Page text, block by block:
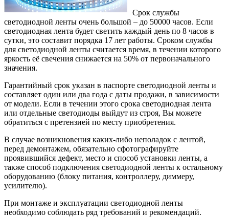
Срок службы
светодиодной ленты очень большой – до 50000 часов. Если
светодиодная лента будет светить каждый день по 8 часов в
сутки, это составит порядка 17 лет работы. Сроком службы
для светодиодной ленты считается время, в течении которого
яркость её свечения снижается на 50% от первоначального
значения.
Гарантийный срок указан в паспорте светодиодной ленты и
составляет один или два года с даты продажи, в зависимости
от модели. Если в течении этого срока светодиодная лента
или отдельные светодиоды выйдут из строя, Вы можете
обратиться с претензией по месту приобретения.
В случае возникновения каких-либо неполадок с лентой,
перед демонтажем, обязательно сфотографируйте
проявившийся дефект, место и способ установки ленты, а
также способ подключения светодиодной ленты к остальному
оборудованию (блоку питания, контроллеру, диммеру,
усилителю).
При монтаже и эксплуатации светодиодной ленты
необходимо соблюдать ряд требований и рекомендаций.